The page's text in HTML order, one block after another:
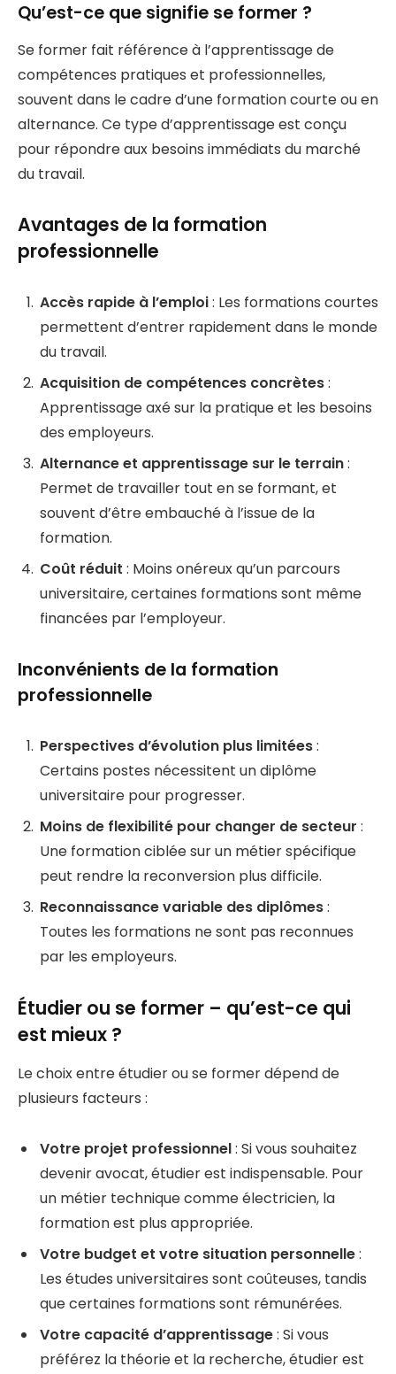
Qu’est-ce que signifie se former ?
Se former fait référence à l’apprentissage de
compétences pratiques et professionnelles,
souvent dans le cadre d’une formation courte ou en
alternance. Ce type d’apprentissage est conçu
pour répondre aux besoins immédiats du marché
du travail.
Avantages de la formation
professionnelle
Accès rapide à l’emploi: Les formations courtes
permettent d’entrer rapidement dans le monde
du travail.
Acquisition de compétences concrètes:
Apprentissage axé sur la pratique et les besoins
des employeurs.
Alternance et apprentissage sur le terrain:
Permet de travailler tout en se formant, et
souvent d’être embauché à l’issue de la
formation.
Coût réduit : Moins onéreux qu’un parcours
universitaire, certaines formations sont même
financées par l’employeur.
Inconvénients de la formation
professionnelle
Perspectives d’évolution plus limitées:
Certains postes nécessitent un diplôme
universitaire pour progresser.
Moins de flexibilité pour changer de secteur :
Une formation ciblée sur un métier spécifique
peut rendre la reconversion plus difficile.
Reconnaissance variable des diplômes:
Toutes les formations ne sont pas reconnues
par les employeurs.
Étudier ou se former – qu’est-ce qui
est mieux ?
Le choix entre étudier ou se former dépend de
plusieurs facteurs :
Votre projet professionnel: Si vous souhaitez
devenir avocat, étudier est indispensable. Pour
un métier technique comme électricien, la
formation est plus appropriée.
Votre budget et votre situation personnelle:
Les études universitaires sont coûteuses, tandis
que certaines formations sont rémunérées.
Votre capacité d’apprentissage: Si vous
préférez la théorie et la recherche, étudier est